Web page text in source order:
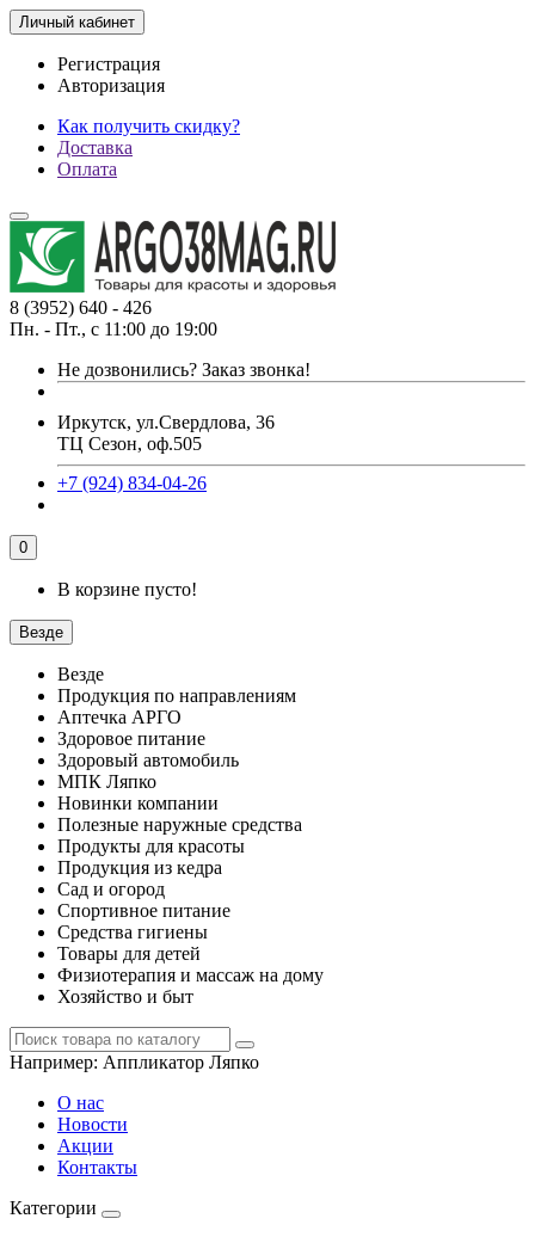
Личный кабинет
Регистрация
Авторизация
Как получить скидку?
Доставка
Оплата
8 (3952) 640 - 426
Пн. - Пт., с 11:00 до 19:00
Не дозвонились? Заказ звонка!
Иркутск, ул.Свердлова, 36
ТЦ Сезон, оф.505
+7 (924) 834-04-26
0
В корзине пусто!
Везде
Везде
Продукция по направлениям
Аптечка АРГО
Здоровое питание
Здоровый автомобиль
МПК Ляпко
Новинки компании
Полезные наружные средства
Продукты для красоты
Продукция из кедра
Сад и огород
Спортивное питание
Средства гигиены
Товары для детей
Физиотерапия и массаж на дому
Хозяйство и быт
Например: Аппликатор Ляпко
О нас
Новости
Акции
Контакты
Категории